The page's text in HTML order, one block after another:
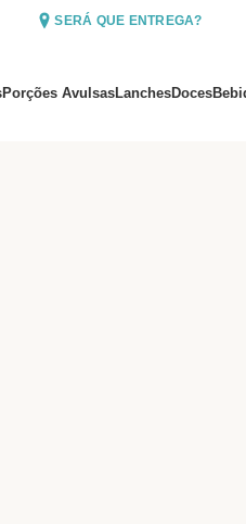
SERÁ QUE ENTREGA?
Porções AvulsasLanchesDoces